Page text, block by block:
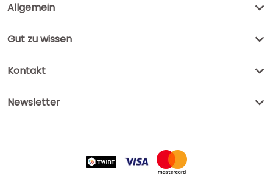
Allgemein
Gut zu wissen
Kontakt
Newsletter